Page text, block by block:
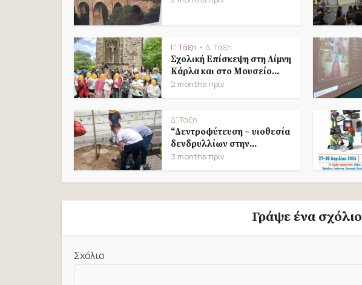
Γ' Τάξη • Δ' Τάξη
Σχολική Επίσκεψη στη Λίμνη
Κάρλα και στο Μουσείο...
2 months πρίν
Δ' Τάξη
“Δεντροφύτευση – υιοθεσία
δενδρυλλίων στην...
3 months πρίν
Γράψε ένα σχόλιο
Σχόλιο